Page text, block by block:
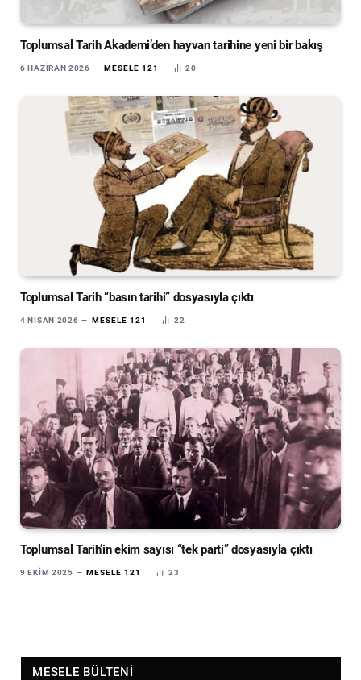
Toplumsal Tarih Akademi’den hayvan tarihine yeni bir bakış
6 HAZIRAN 2026 MESELE 121 20
Toplumsal Tarih “basın tarihi” dosyasıyla çıktı
4 NISAN 2026 MESELE 121 22
Toplumsal Tarih’in ekim sayısı “tek parti” dosyasıyla çıktı
9 EKIM 2025 MESELE 121 23
MESELE BÜLTENI